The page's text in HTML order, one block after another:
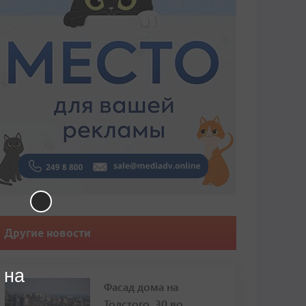
Другие новости
Фасад дома на